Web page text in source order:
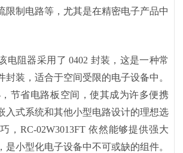
限制电路等，尤其是在精密电子产品中
电阻器采用了 0402 封装，这是一种常
封装，适合于空间受限的电子设备中。
节省电路板空间，使其成为许多便携
入式系统和其他小型电路设计的理想选
，RC-02W3013FT 依然能够提供强大
是小型化电子设备中不可或缺的组件。